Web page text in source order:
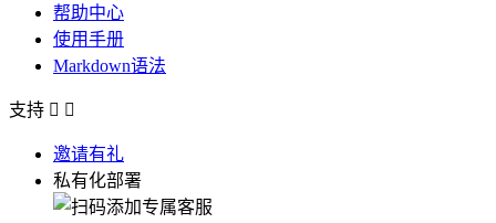
帮助中心
使用手册
Markdown语法
支持  
邀请有礼
私有化部署